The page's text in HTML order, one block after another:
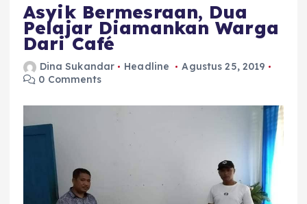
Asyik Bermesraan, Dua
Pelajar Diamankan Warga
Dari Café
Dina Sukandar Headline
Agustus 25, 2019
0 Comments